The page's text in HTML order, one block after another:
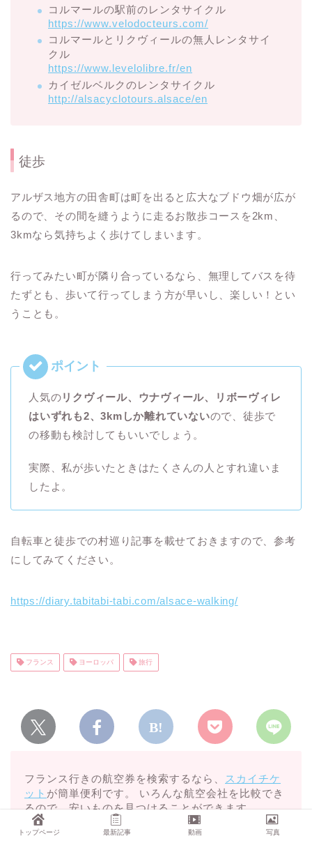
コルマールの駅前のレンタサイクル
https://www.velodocteurs.com/
コルマールとリクヴィールの無人レンタサイ
クル
https://www.levelolibre.fr/en
カイゼルベルクのレンタサイクル
http://alsacyclotours.alsace/en
徒歩
アルザス地方の田舎町は町を出ると広大なブドウ畑が広が
るので、その間を縫うように走るお散歩コースを2km、
3kmなら気持ちよく歩けてしまいます。
行ってみたい町が隣り合っているなら、無理してバスを待
たずとも、歩いて行ってしまう方が早いし、楽しい！とい
うことも。
人気のリクヴィール、ウナヴィール、リボーヴィレ
はいずれも2、3kmしか離れていないので、徒歩で
の移動も検討してもいいでしょう。
実際、私が歩いたときはたくさんの人とすれ違いま
したよ。
自転車と徒歩での村巡り記事を載せておきますので、参考
にしてみてください。
https://diary.tabitabi-tabi.com/alsace-walking/
フランス ヨーロッパ 旅行
フランス行きの航空券を検索するなら、
スカイチケ
ット が簡単便利です。 いろんな航空会社を比較でき
るので、安いものを見つけることができます。
トップページ 最新記事 動画 写真